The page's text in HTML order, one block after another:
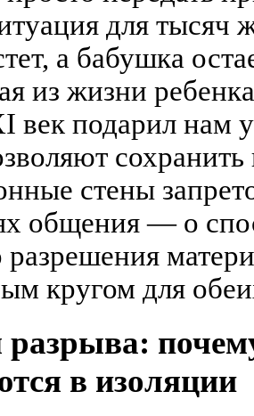
для
а бабушка
из жизни
век подарил нам
стены
общения — о
разрешения
кругом для
разрыва:
в изоляции